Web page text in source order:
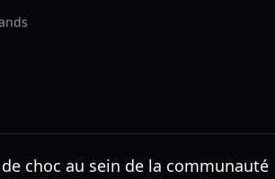
choc au sein de la communauté